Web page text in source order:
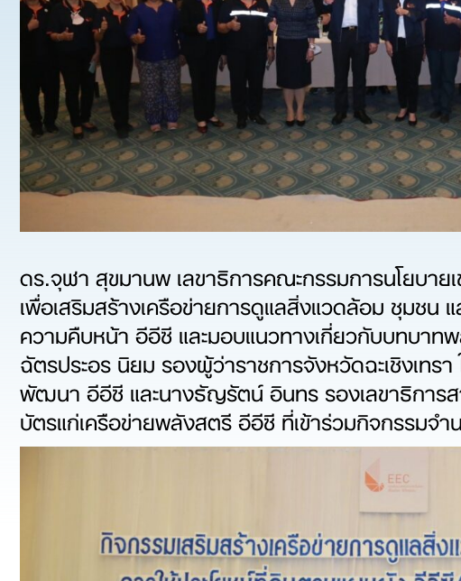
ดร.จุฬา สุขมานพ เลขาธิการคณะกรรมการนโยบา
เพื่อเสริมสร้างเครือข่ายการดูแลสิ่งแวดล้อม ชุมช
ความคืบหน้า อีอีซี และมอบแนวทางเกี่ยวกับบทบา
ฉัตรประอร นิยม รองผู้ว่าราชการจังหวัดฉะเชิงเท
พัฒนา อีอีซี และนางธัญรัตน์ อินทร รองเลขาธิการ
บัตรแก่เครือข่ายพลังสตรี อีอีซี ที่เข้าร่วมกิจกรรมจ